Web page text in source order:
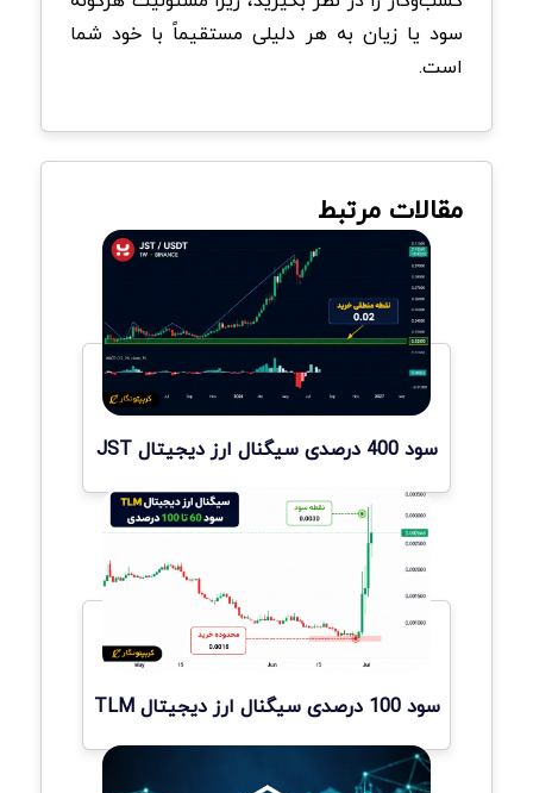
سود یا زیان به هر دلیلی مستقیماً با خود شما
است.
مقالات مرتبط
سود 400 درصدی سیگنال ارز دیجیتال JST
سود 100 درصدی سیگنال ارز دیجیتال TLM